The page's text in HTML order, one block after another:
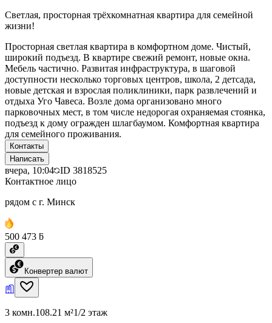
Светлая, просторная трёхкомнатная квартира для семейной
жизни!
Просторная светлая квартира в комфортном доме. Чистый,
широкий подъезд. В квартире свежий ремонт, новые окна.
Мебель частично. Развитая инфраструктура, в шаговой
доступности несколько торговых центров, школа, 2 детсада,
новые детская и взрослая поликлиники, парк развлечений и
отдыха Уго Чавеса. Возле дома организовано много
парковочных мест, в том числе недорогая охраняемая стоянка,
подъезд к дому огражден шлагбаумом. Комфортная квартира
для семейного проживания.
Контакты
Написать
вчера, 10:04 ID 3818525
Контактное лицо
рядом с г. Минск
500 473 ƃ
Конвертер валют
3 комн.108.21 м²1/2 этаж